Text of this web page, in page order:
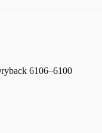
6106–6100